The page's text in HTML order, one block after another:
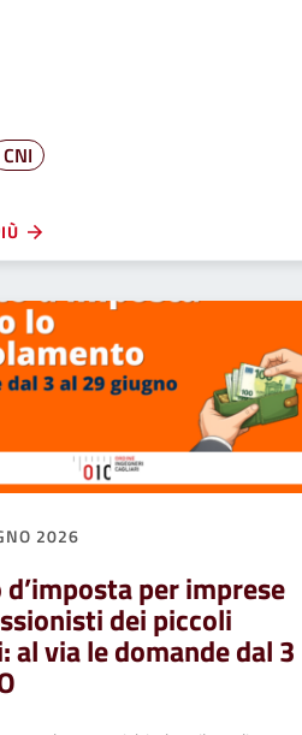
CNI
2026
per imprese
dei piccoli
al via le domande dal 3